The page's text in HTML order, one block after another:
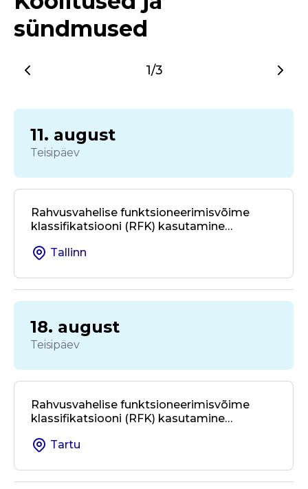
sündmused
1/3
11. august
Teisipäev
Rahvusvahelise funktsioneerimisvõime
klassifikatsiooni (RFK) kasutamine
üleses koostöös
Tallinn
18. august
Teisipäev
Rahvusvahelise funktsioneerimisvõime
klassifikatsiooni (RFK) kasutamine
üleses koostöös
Tartu